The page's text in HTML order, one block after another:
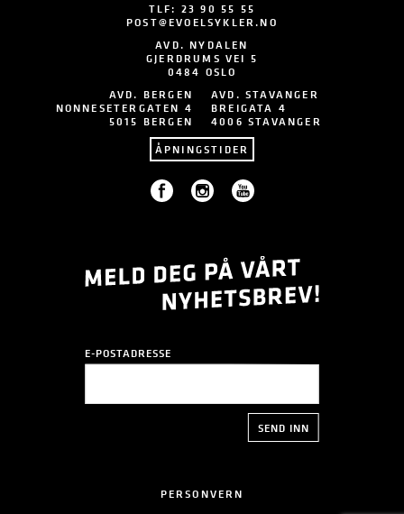
TLF: 23 90 55 55
POST@EVOELSYKLER.NO
AVD. NYDALEN
GJERDRUMS VEI 5
0484 OSLO
AVD. BERGEN
NONNESETERGATEN 4
5015 BERGEN
AVD. STAVANGER
BREIGATA 4
4006 STAVANGER
ÅPNINGSTIDER
E-POSTADRESSE
PERSONVERN